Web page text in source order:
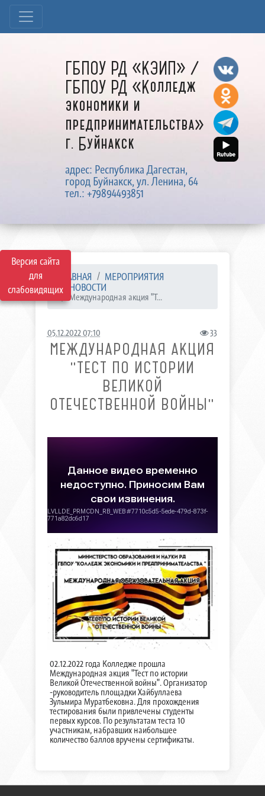
Версия сайта
для
слабовидящих
ГБПОУ РД «КЭИП» /
ГБПОУ РД «Колледж
экономики и
предпринимательства»
г. Буйнакск
адрес: Республика Дагестан,
город Буйнакск, ул. Ленина, 64
тел.: +79894493851
ГЛАВНАЯ
МЕРОПРИЯТИЯ
НОВОСТИ
Международная акция "Т...
05.12.2022 07:10 33
МЕЖДУНАРОДНАЯ АКЦИЯ
"ТЕСТ ПО ИСТОРИИ
ВЕЛИКОЙ
ОТЕЧЕСТВЕННОЙ ВОЙНЫ"
02.12.2022 года Колледже прошла
Международная акция "Тест по истории
Великой Отечественной войны". Организатор
-руководитель площадки Хайбуллаева
Зульмира Муратбековна. Для прохождения
тестирования были привлечены студенты
первых курсов. По результатам теста 10
участникам, набравших наибольшее
количество баллов вручены сертификаты.